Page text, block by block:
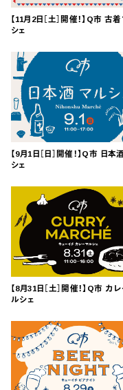
【11月2日［土］開催！】Q市 古
シェ
【9月1日［日］開催！】Q市 日本
シェ
【8月31日［土］開催！】Q市 カ
ルシェ